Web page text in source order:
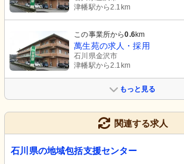
津幡駅から2.1km
この事業所から0.6km
萬生苑の求人・採用
石川県金沢市
津幡駅から2.1km
もっと見る
関連する求人
石川県の地域包括支援センター